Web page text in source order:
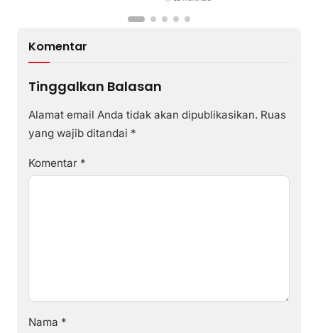
Komentar
Tinggalkan Balasan
Alamat email Anda tidak akan dipublikasikan. Ruas
yang wajib ditandai *
Komentar *
Nama *